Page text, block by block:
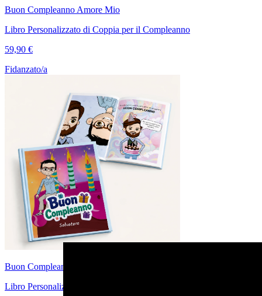
Buon Compleanno Amore Mio
Libro Personalizzato di Coppia per il Compleanno
59,90 €
Fidanzato/a
Buon Compleanno Amore Mio
Libro Personalizzato di Coppia per il Compleanno